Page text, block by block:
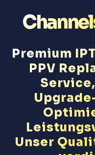
Premium
PPV
Unser